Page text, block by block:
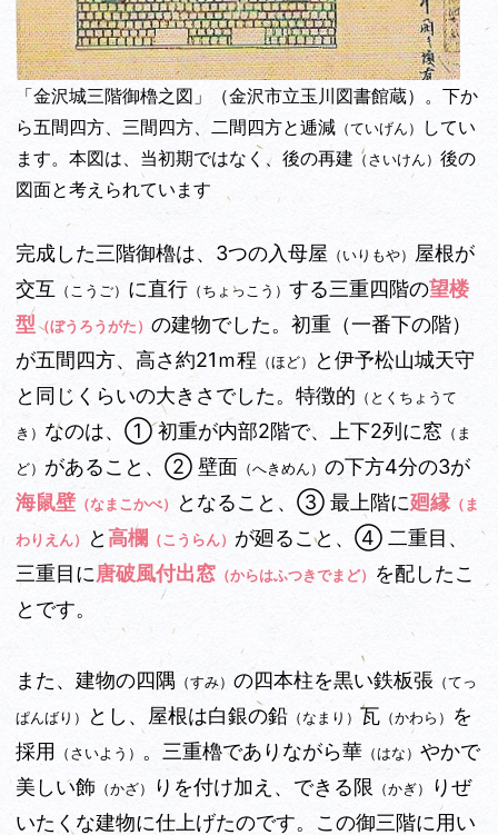
「金沢城三階御櫓之図」（金沢市立玉川図書館蔵）。下か
ら五間四方、三間四方、二間四方と逓減 （ていげん）
してい
ます。本図は、当初期ではなく、後の再建 （さいけん） 後の
図面と考えられています
完成した三階御櫓は、3つの入母屋 （いりもや）
屋根が
交互 （こうご） に直行 （ちょっこう） する三重四階の望楼
型 （ぼうろうがた）の建物でした。初重（一番下の階）
が五間四方、高さ約21ｍ程 （ほど）
と伊予松山城天守
と同じくらいの大きさでした。特徴的 （とくちょうて
き） なのは、① 初重が内部2階で、上下2列に窓 （ま
ど） があること、➁ 壁面 （へきめん） の下方4分の3が
海鼠壁 （なまこかべ） となること、➂ 最上階に廻縁 （ま
わりえん）
と高欄 （こうらん） が廻ること、④ 二重目、
三重目に唐破風付出窓 （からはふつきでまど）
を配したこ
とです。
また、建物の四隅 （すみ） の四本柱を黒い鉄板張 （てっ
ぱんばり）
とし、屋根は白銀の鉛 （なまり） 瓦 （かわら）
を
採用
（さいよう） 。三重櫓でありながら華 （はな） やかで
美しい飾 （かざ） りを付け加え、できる限 （かぎ）
りぜ
いたくな建物に仕上げたのです。この御三階に用い